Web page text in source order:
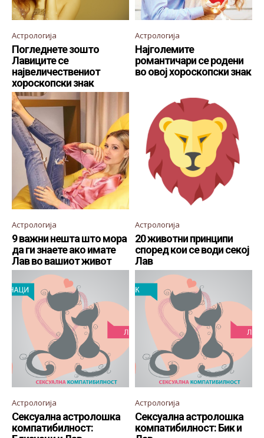
Астрологија
Погледнете зошто
Лавиците се
највеличествениот
хороскопски знак
Астрологија
Најголемите
романтичари се родени
во овој хороскопски знак
Астрологија
9 важни нешта што мора
да ги знаете ако имате
Лав во вашиот живот
Астрологија
20 животни принципи
според кои се води секој
Лав
Астрологија
Сексуална астролошка
компатибилност:
Астрологија
Сексуална астролошка
компатибилност: Бик и